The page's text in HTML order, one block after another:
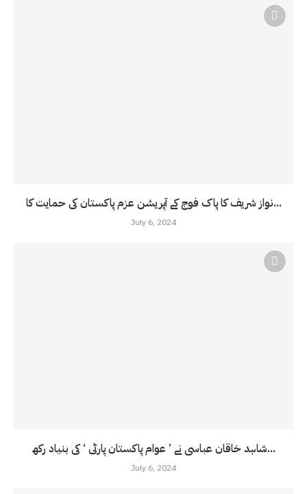
نواز شریف کا پاک فوج کے آپریشن عزم پاکستان کی حمایت کا...
July 6, 2024
شاہد خاقان عباسی نے ’ عوام پاکستان پارٹی ‘ کی بنیاد رکھ...
July 6, 2024